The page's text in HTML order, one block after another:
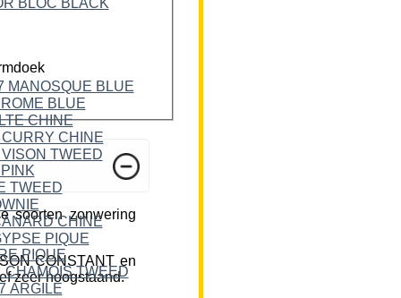
soorten zonwering
CONSTANT en
zeer hoogstaand.